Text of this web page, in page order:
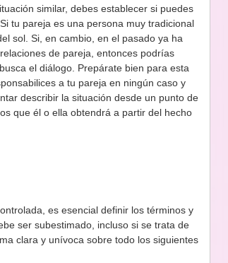
similar, debes establecer si puedes
tu pareja es una persona muy tradicional
sol. Si, en cambio, en el pasado ya ha
de pareja, entonces podrías
el diálogo. Prepárate bien para esta
a tu pareja en ningún caso y
describir la situación desde un punto de
que él o ella obtendrá a partir del hecho
es esencial definir los términos y
ser subestimado, incluso si se trata de
clara y unívoca sobre todo los siguientes